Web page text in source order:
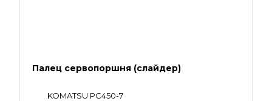
Палец сервопоршня (слайдер)
KOMATSU PC450-7